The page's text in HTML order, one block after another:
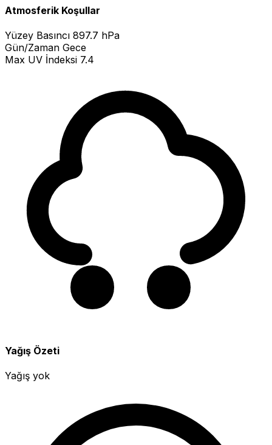
Atmosferik Koşullar
Yüzey Basıncı 897.7 hPa
Gün/Zaman Gece
Max UV İndeksi 7.4
Yağış Özeti
Yağış yok